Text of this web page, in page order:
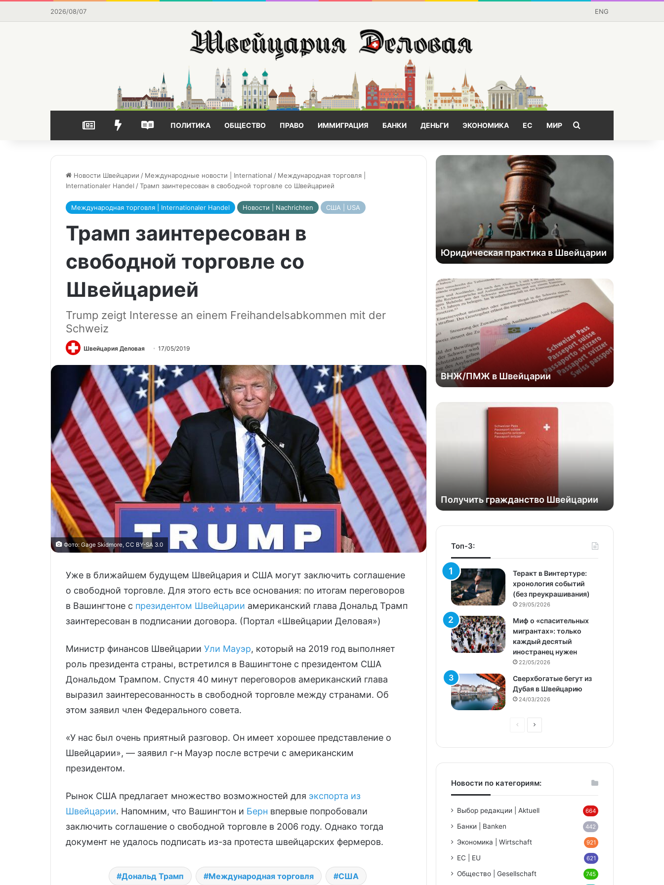
2026/08/07 ENG
НОВОСТИВЫБОР РЕДАКЦИИЧАСТО ЧИТАЕМОЕ
ПОЛИТИКА ОБЩЕСТВО ПРАВО ИММИГРАЦИЯ БАНКИ ДЕНЬГИ ЭКОНОМИКА ЕС МИР Поищем?
Новости Швейцарии / Международные новости | International / Международная торговля |
Internationaler Handel /Трамп заинтересован в свободной торговле со Швейцарией
Международная торговля | Internationaler Handel Новости | Nachrichten США | USA
Трамп заинтересован в
свободной торговле со
Швейцарией
Trump zeigt Interesse an einem Freihandelsabkommen mit der
Schweiz
Швейцария Деловая 17/05/2019
Фото: Gagе Skidmоre, CC BY-SA 3.0
Уже в ближайшем будущем Швейцария и США могут заключить соглашение
о свободной торговле. Для этого есть все основания: по итогам переговоров
в Вашингтоне с президентом Швейцарии американский глава Дональд Трамп
заинтересован в подписании договора. (Портал «Швейцарии Деловая»)
Министр финансов Швейцарии Ули Мауэр, который на 2019 год выполняет
роль президента страны, встретился в Вашингтоне с президентом США
Дональдом Трампом. Спустя 40 минут переговоров американский глава
выразил заинтересованность в свободной торговле между странами. Об
этом заявил член Федерального совета.
«У нас был очень приятный разговор. Он имеет хорошее представление о
Швейцарии», — заявил г-н Мауэр после встречи с американским
президентом.
Рынок США предлагает множество возможностей для экспорта из
Швейцарии. Напомним, что Вашингтон и Берн впервые попробовали
заключить соглашение о свободной торговле в 2006 году. Однако тогда
документ не удалось подписать из-за протеста швейцарских фермеров.
Дональд Трамп Международная торговля США
Юридическая практика в Швейцарии
ВНЖ/ПМЖ в Швейцарии
Получить гражданство Швейцарии
Топ-3:
Теракт в Винтертуре:
хронология событий
(без преукрашивания)
29/05/2026
Миф о «спасительных
мигрантах»: только
каждый десятый
иностранец нужен
22/05/2026
Сверхбогатые бегут из
Дубая в Швейцарию
24/03/2026
Предыдущая
Следующая
Новости по категориям:
Выбор редакции | Aktuell 664
Банки | Banken 442
Экономика | Wirtschaft 921
ЕС | EU 621
Общество | Gesellschaft 745